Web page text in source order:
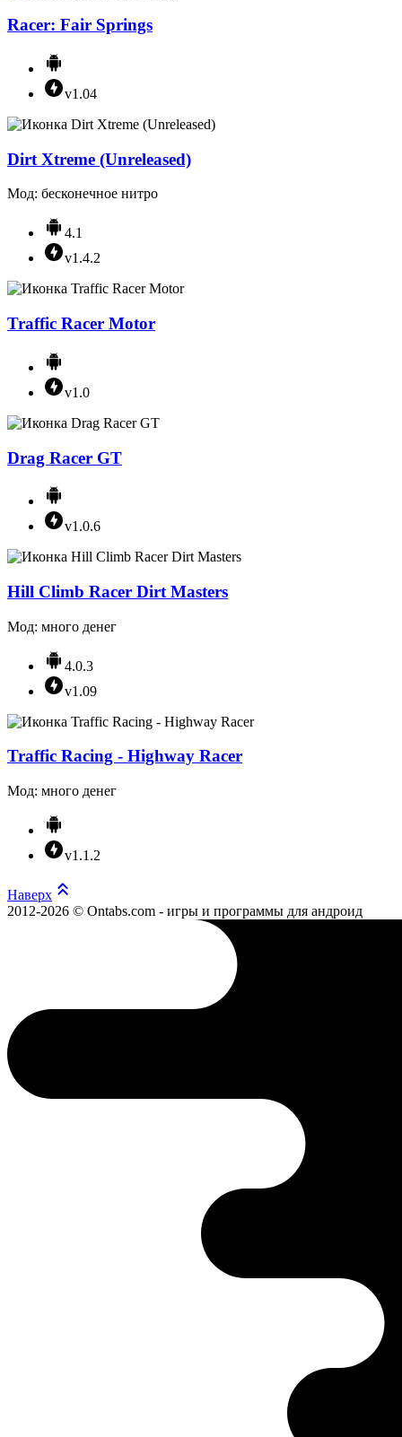
Racer: Fair Springs
v1.04
Dirt Xtreme (Unreleased)
Мод: бесконечное нитро
4.1
v1.4.2
Traffic Racer Motor
v1.0
Drag Racer GT
v1.0.6
Hill Climb Racer Dirt Masters
Мод: много денег
4.0.3
v1.09
Traffic Racing - Highway Racer
Мод: много денег
v1.1.2
Наверх
2012-2026 © Ontabs.com - игры и программы для андроид